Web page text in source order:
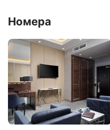
Отдыхающих ожидают
номерах современный
санузел с душем и
При отеле работает
Room-service, на
банкетный зал для
мероприятий. В отеле
комплекса при отеля
Номера